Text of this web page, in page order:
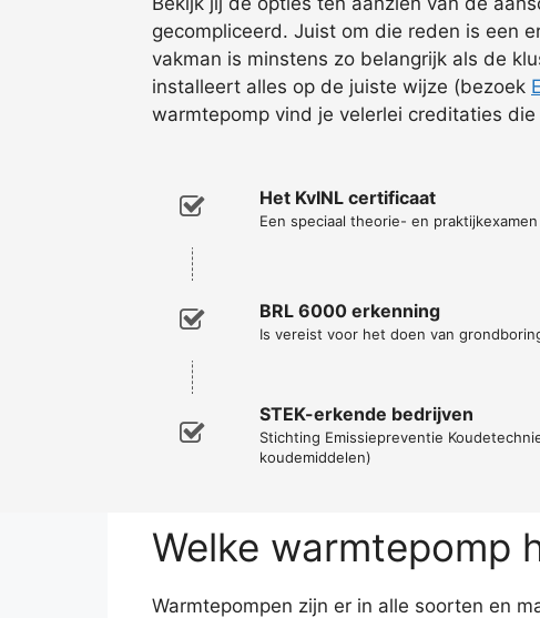
gecompliceerd. Juist om die reden is een
vakman is minstens zo belangrijk als de
installeert alles op de juiste wijze (bezoek
warmtepomp vind je velerlei creditaties
Het KvINL certificaat
Een speciaal theorie- en
BRL 6000 erkenning
Is vereist voor het doen van
STEK-erkende bedrijven
Stichting Emissiepreventie
koudemiddelen)
Welke warmtepomp
Warmtepompen zijn er in alle soorten en